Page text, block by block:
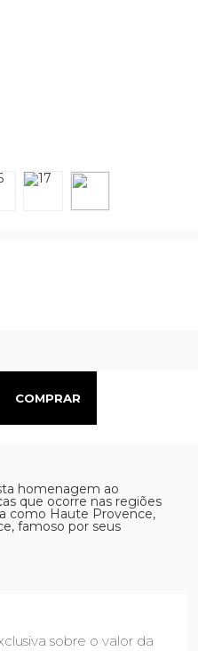
COMPRAR
homenagem ao
que ocorre nas regiões
como Haute Provence,
famoso por seus
sobre o valor da